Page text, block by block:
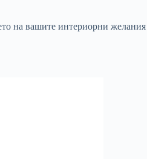
на вашите интериорни желания